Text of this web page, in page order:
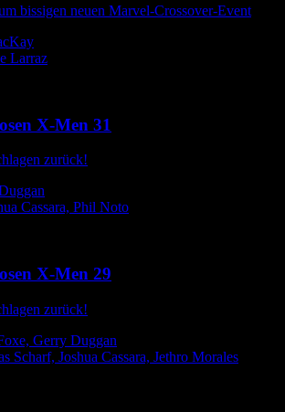
bissigen neuen Marvel-Crossover-Event
Larraz
X-Men 31
zurück!
Cassara, Phil Noto
X-Men 29
zurück!
Gerry Duggan
Scharf, Joshua Cassara, Jethro Morales